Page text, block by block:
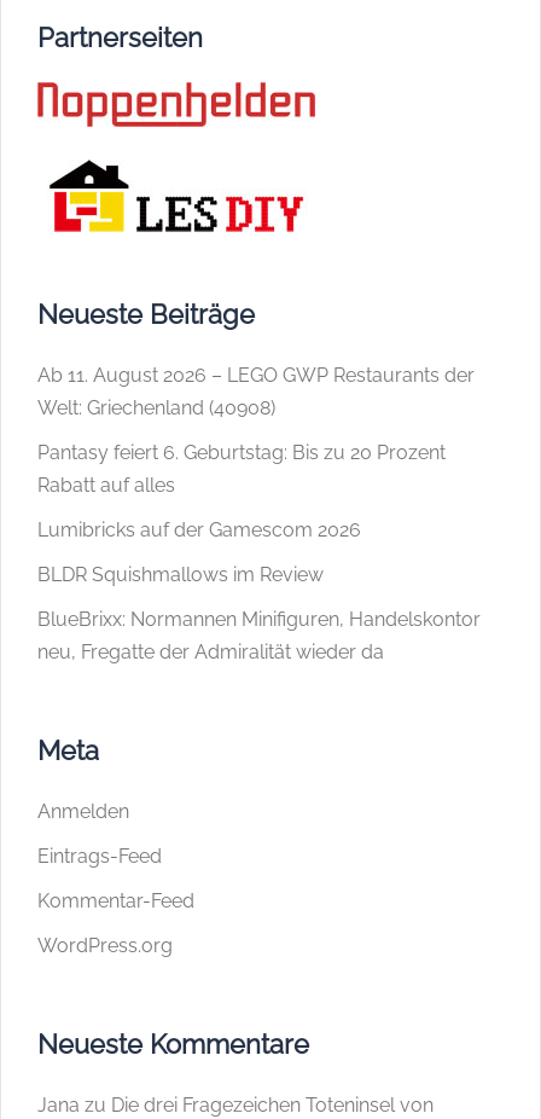
Partnerseiten
Neueste Beiträge
Ab 11. August 2026 – LEGO GWP Restaurants der
Welt: Griechenland (40908)
Pantasy feiert 6. Geburtstag: Bis zu 20 Prozent
Rabatt auf alles
Lumibricks auf der Gamescom 2026
BLDR Squishmallows im Review
BlueBrixx: Normannen Minifiguren, Handelskontor
neu, Fregatte der Admiralität wieder da
Meta
Anmelden
Eintrags-Feed
Kommentar-Feed
WordPress.org
Neueste Kommentare
Jana zu Die drei Fragezeichen Toteninsel von